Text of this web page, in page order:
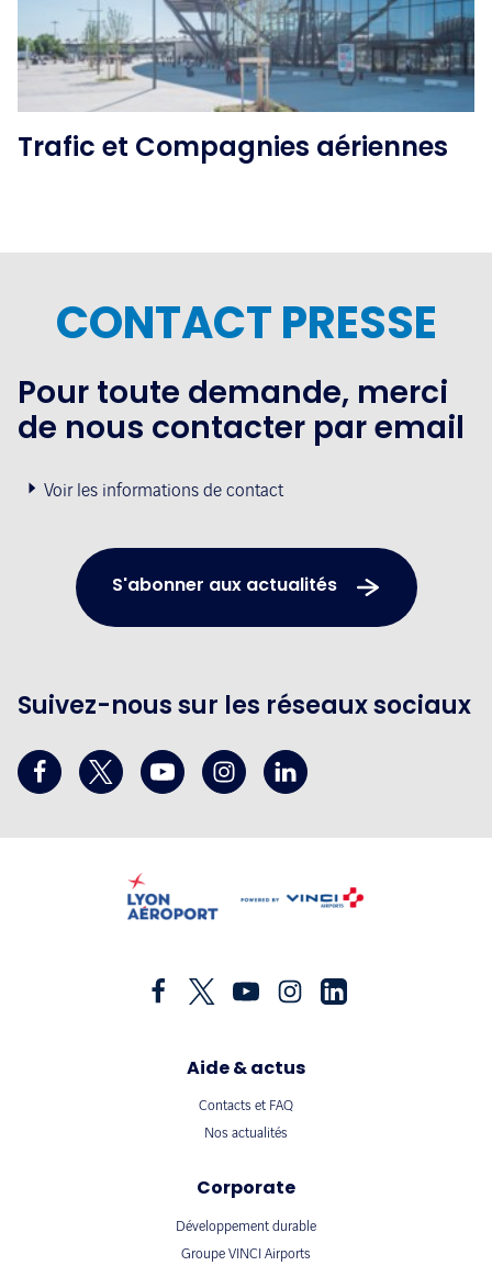
Trafic et Compagnies aériennes
CONTACT PRESSE
Pour toute demande, merci
de nous contacter par email
Voir les informations de contact
S'abonner aux actualités
Suivez-nous sur les réseaux sociaux
Aide & actus
Contacts et FAQ
Nos actualités
Corporate
Développement durable
Groupe VINCI Airports